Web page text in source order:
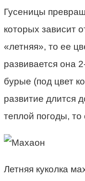
Гусеницы
которых зависит
«летняя», то ее
развивается она
бурые (под цвет
развитие длится
теплой погоды, то
Летняя куколка